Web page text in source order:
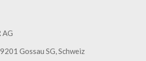
AG
Gossau SG, Schweiz